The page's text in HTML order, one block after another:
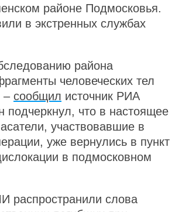
районе Подмосковья.
в экстренных службах
района
человеческих тел
– сообщил источник РИА
подчеркнул, что в настоящее
участвовавшие в
уже вернулись в пункт
в подмосковном
распространили слова